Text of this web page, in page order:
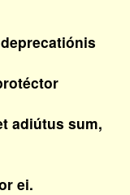
adiútus sum,
ei.